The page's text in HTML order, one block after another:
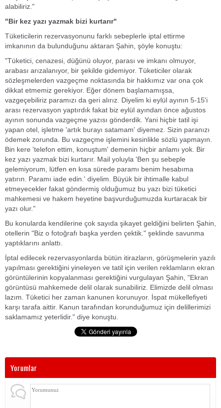
alabiliriz."
"Bir kez yazı yazmak bizi kurtarır"
Tüketicilerin rezervasyonunu farklı sebeplerle iptal ettirme
imkanının da bulunduğunu aktaran Şahin, şöyle konuştu:
"Tüketici, cenazesi, düğünü oluyor, parası ve imkanı olmuyor,
arabası arızalanıyor, bir şekilde gidemiyor. Tüketiciler olarak
sözleşmelerden vazgeçme noktasında bir hakkımız var ona çok
dikkat etmemiz gerekiyor. Eğer dönem başlamamışsa,
vazgeçebiliriz paramızı da geri alırız. Diyelim ki eylül ayının 5-15'i
arası rezervasyon yaptırdık fakat biz eylül ayından önce ağustos
ayının sonunda vazgeçme yazısı gönderdik. Yani hiçbir tatil işi
yapan otel, işletme 'artık burayı satamam' diyemez. Sizin paranızı
ödemek zorunda. Bu vazgeçme işlemini kesinlikle sözlü yapmayın.
Bin kere 'telefon ettim, konuştum' demenin hiçbir anlamı yok. Bir
kez yazı yazmak bizi kurtarır. Mail yoluyla 'Ben şu sebeple
gelemiyorum, lütfen en kısa sürede paramı benim hesabıma
yatırın. Paramı iade edin.' diyelim. Büyük bir ihtimalle kabul
etmeyecekler fakat göndermiş olduğumuz bu yazı bizi tüketici
mahkemesi ve hakem heyetine başvurduğumuzda kurtaracak bir
yazı olur."
Bu konularda kendilerine çok sayıda şikayet geldiğini belirten Şahin,
otellerin "Biz o fotoğrafı başka yerden çektik." şeklinde savunma
yaptıklarını anlattı.
İptal edilecek rezervasyonlarda bütün itirazların, görüşmelerin yazılı
yapılması gerektiğini yineleyen ve tatil için verilen reklamların ekran
görüntülerinin kopyalanması gerektiğini vurgulayan Şahin, "Ekran
görüntüsü mahkemede delil olarak sunabiliriz. Elimizde delil olması
lazım. Tüketici her zaman kanunen korunuyor. İspat mükellefiyeti
karşı tarafa aittir. Kanun tarafından korunduğumuz için delillerimizi
saklamamız yeterlidir." diye konuştu.
Yorumlar